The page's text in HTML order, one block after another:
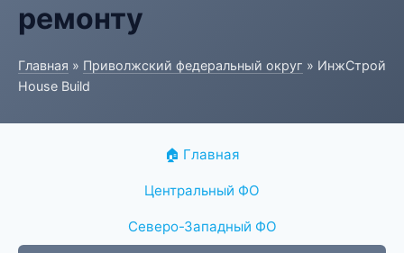
ремонту
Главная » Приволжский федеральный округ » ИнжСтрой
House Build
🏠 Главная
Центральный ФО
Северо-Западный ФО